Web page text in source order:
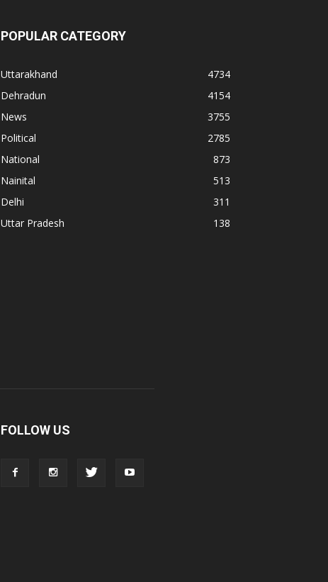
POPULAR CATEGORY
Uttarakhand
4734
Dehradun
4154
News
3755
Political
2785
National
873
Nainital
513
Delhi
311
Uttar Pradesh
138
FOLLOW US